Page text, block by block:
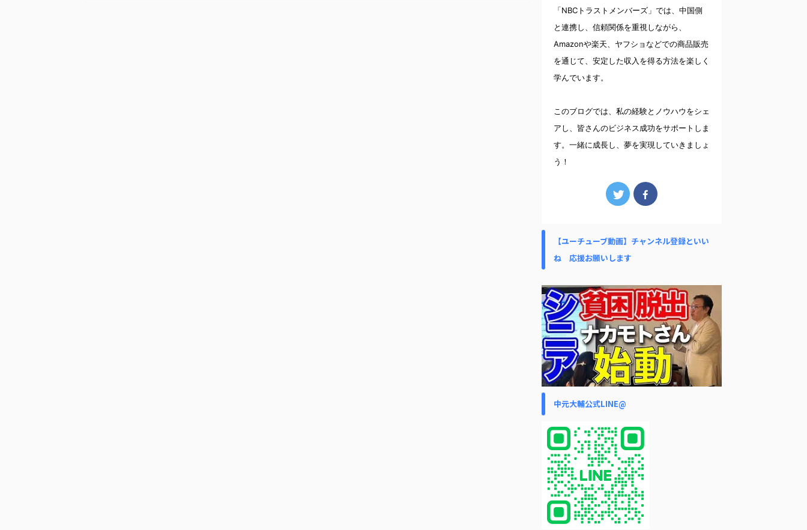
「NBCトラストメンバーズ」では、中国側
と連携し、信頼関係を重視しながら、
Amazonや楽天、ヤフショなどでの商品販売
を通じて、安定した収入を得る方法を楽しく
学んでいます。
このブログでは、私の経験とノウハウをシェ
アし、皆さんのビジネス成功をサポートしま
す。一緒に成長し、夢を実現していきましょ
う！
【ユーチューブ動画】チャンネル登録といい
ね 応援お願いします
中元大輔公式LINE@